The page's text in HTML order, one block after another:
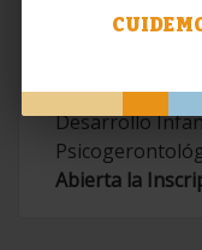
Desarrollo
Abierta la